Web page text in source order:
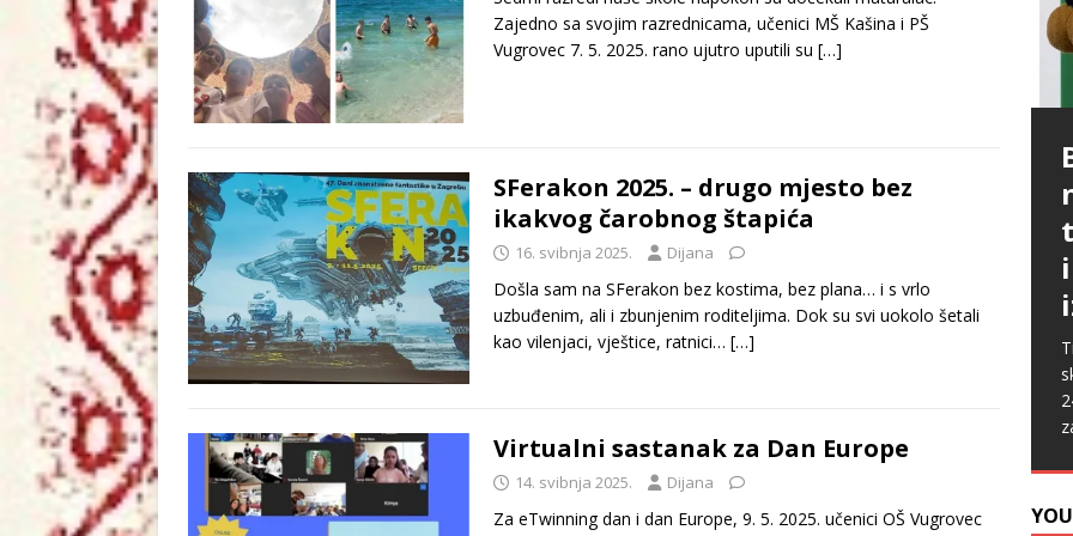
Zajedno sa svojim razrednicama, učenici MŠ Kašina i PŠ
Vugrovec 7. 5. 2025. rano ujutro uputili su […]
SFerakon 2025. – drugo mjesto bez
ikakvog čarobnog štapića
16. svibnja 2025. Dijana
Došla sam na SFerakon bez kostima, bez plana… i s vrlo
uzbuđenim, ali i zbunjenim roditeljima. Dok su svi uokolo šetali
kao vilenjaci, vještice, ratnici… […]
Virtualni sastanak za Dan Europe
14. svibnja 2025. Dijana
Za eTwinning dan i dan Europe, 9. 5. 2025. učenici OŠ Vugrovec
[…]